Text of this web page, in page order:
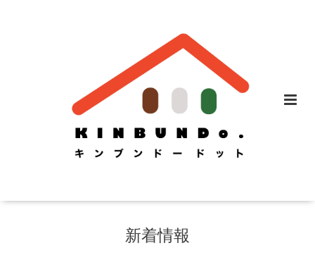
新着情報